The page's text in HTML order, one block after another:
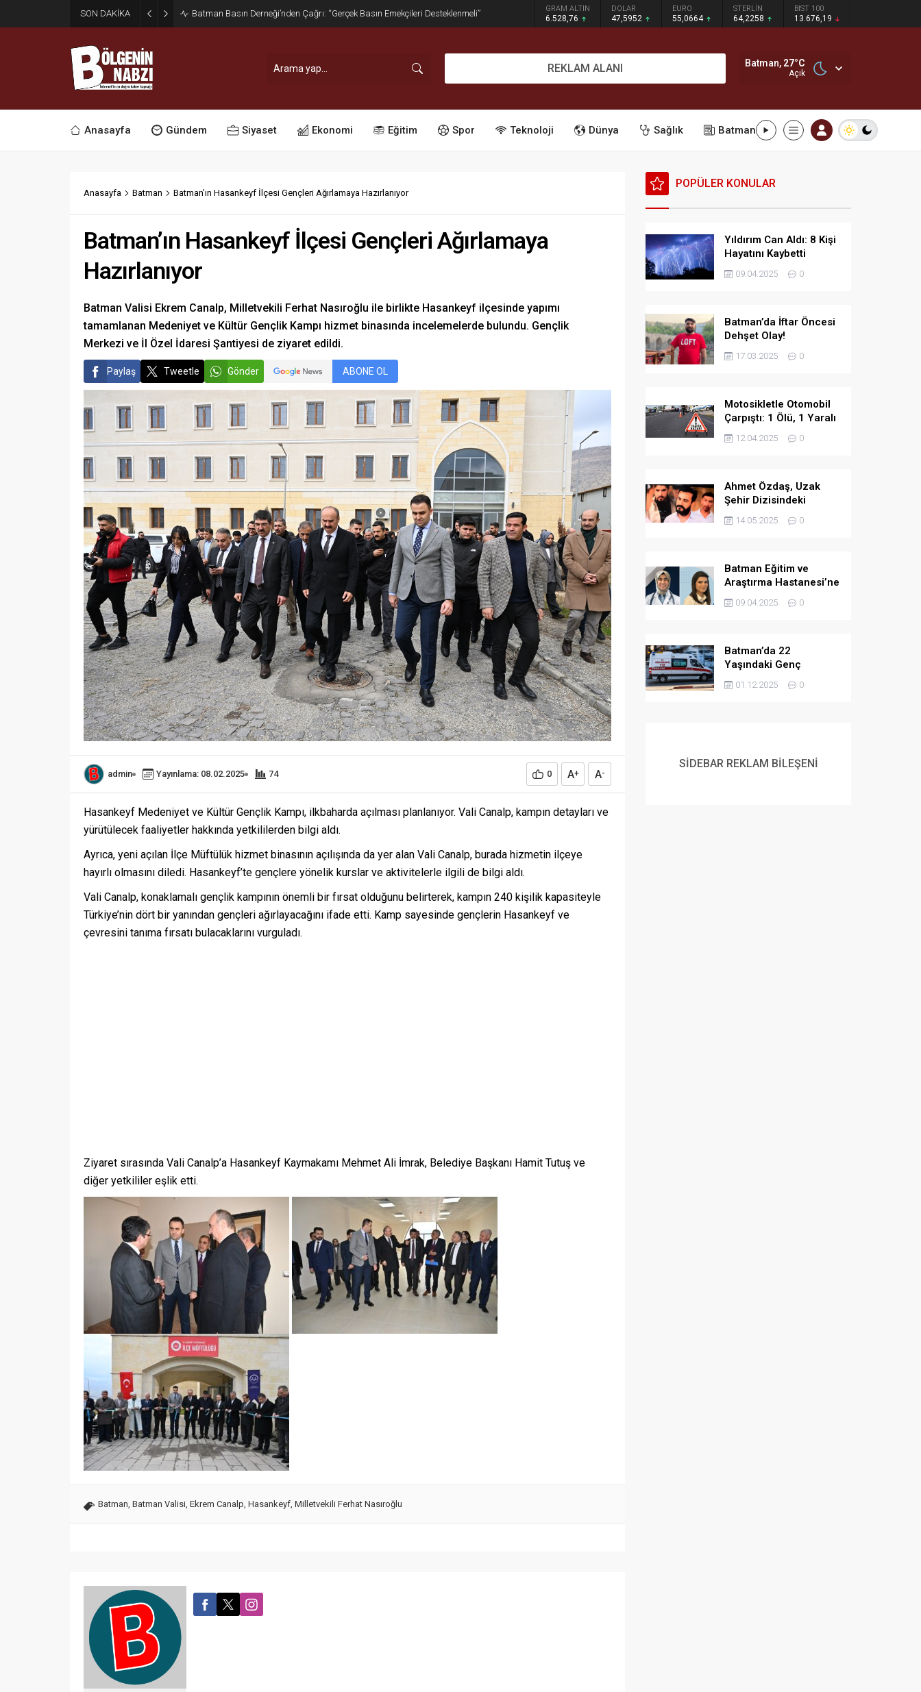
SON DAKİKA Zabıta Ekiplerinden Yol ve Kaldırım İşgaline Geçit Yok! GRAM ALTIN
6.528,76
DOLAR
47,5952
EURO
55,0664
STERLİN
64,2258
BIST 100
13.676,19
REKLAM ALANI Batman, 27°C
Açık
Anasayfa Gündem Siyaset Ekonomi Eğitim Spor Teknoloji Dünya Sağlık Batman
Anasayfa Batman Batman’ın Hasankeyf İlçesi Gençleri Ağırlamaya Hazırlanıyor
Batman’ın Hasankeyf İlçesi Gençleri Ağırlamaya
Hazırlanıyor
Batman Valisi Ekrem Canalp, Milletvekili Ferhat Nasıroğlu ile birlikte Hasankeyf ilçesinde yapımı
tamamlanan Medeniyet ve Kültür Gençlik Kampı hizmet binasında incelemelerde bulundu. Gençlik
Merkezi ve İl Özel İdaresi Şantiyesi de ziyaret edildi.
Paylaş Tweetle Gönder ABONE OL
admin Yayınlama: 08.02.2025 74 0 A+ A-
Hasankeyf Medeniyet ve Kültür Gençlik Kampı, ilkbaharda açılması planlanıyor. Vali Canalp, kampın detayları ve
yürütülecek faaliyetler hakkında yetkililerden bilgi aldı.
Ayrıca, yeni açılan İlçe Müftülük hizmet binasının açılışında da yer alan Vali Canalp, burada hizmetin ilçeye
hayırlı olmasını diledi. Hasankeyf’te gençlere yönelik kurslar ve aktivitelerle ilgili de bilgi aldı.
Vali Canalp, konaklamalı gençlik kampının önemli bir fırsat olduğunu belirterek, kampın 240 kişilik kapasiteyle
Türkiye’nin dört bir yanından gençleri ağırlayacağını ifade etti. Kamp sayesinde gençlerin Hasankeyf ve
çevresini tanıma fırsatı bulacaklarını vurguladı.
Ziyaret sırasında Vali Canalp’a Hasankeyf Kaymakamı Mehmet Ali İmrak, Belediye Başkanı Hamit Tutuş ve
diğer yetkililer eşlik etti.
Batman, Batman Valisi, Ekrem Canalp, Hasankeyf, Milletvekili Ferhat Nasıroğlu
POPÜLER KONULAR
Yıldırım Can Aldı: 8 Kişi
Hayatını Kaybetti
09.04.2025 0
Batman’da İftar Öncesi
Dehşet Olay!
17.03.2025 0
Motosikletle Otomobil
Çarpıştı: 1 Ölü, 1 Yaralı
12.04.2025 0
Ahmet Özdaş, Uzak
Şehir Dizisindeki
Performansıyla Beğeni
Topladı
14.05.2025 0
Batman Eğitim ve
Araştırma Hastanesi’ne
İki Yeni Uzman Hekim
09.04.2025 0
Batman’da 22
Yaşındaki Genç
Yaşamına Son Verdi
01.12.2025 0
SİDEBAR REKLAM BİLEŞENİ